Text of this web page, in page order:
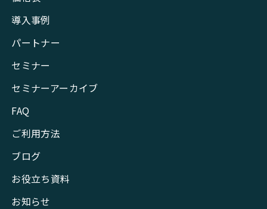
導入事例
パートナー
セミナー
セミナーアーカイブ
FAQ
ご利用方法
ブログ
お役立ち資料
お知らせ